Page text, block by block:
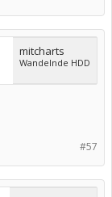
mitcharts
Wandelnde HDD
#57